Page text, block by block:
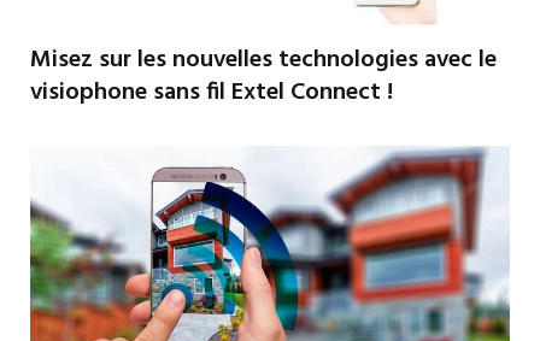
Misez sur les nouvelles technologies avec le
visiophone sans fil Extel Connect !